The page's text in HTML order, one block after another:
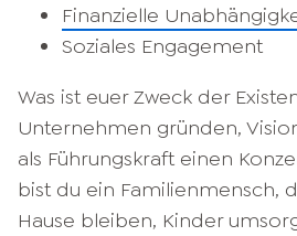
Finanzielle
Soziales Engagement
Was ist euer Zweck der
Unternehmen gründen,
als Führungskraft einen
bist du ein Familienmensch,
Hause bleiben, Kinder